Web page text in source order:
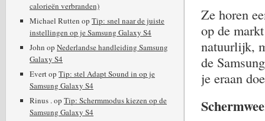
Ze horen
op de
natuurlijk,
de
je eraan
calorieën verbranden)
Michael Rutten op Tip: snel naar de juiste
instellingen op je Samsung Galaxy S4
John op Nederlandse handleiding Samsung
Galaxy S4
Evertop Tip: stel Adapt Sound in op je
Samsung Galaxy S4
Rinus .op Tip: Schermmodus kiezen op de
Samsung Galaxy S4